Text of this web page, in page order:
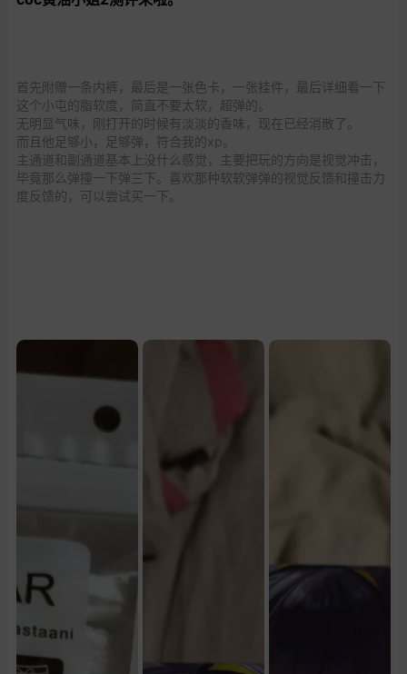
首先附赠一条内裤，最后是一张色卡，一张挂件，最后详细看一下
这个小屯的脂软度，简直不要太软，超弹的。
无明显气味，刚打开的时候有淡淡的香味，现在已经消散了。
而且他足够小，足够弹，符合我的xp。
主通道和副通道基本上没什么感觉，主要把玩的方向是视觉冲击，
毕竟那么弹撞一下弹三下。喜欢那种软软弹弹的视觉反馈和撞击力
度反馈的，可以尝试买一下。